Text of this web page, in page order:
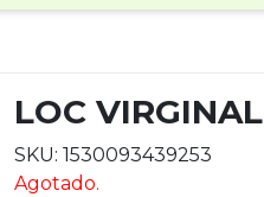
LOC VIRGINAL
SKU: 1530093439253
Agotado.